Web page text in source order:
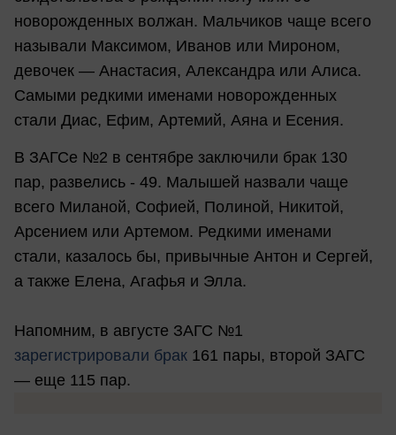
новорожденных волжан. Мальчиков чаще всего
называли Максимом, Иванов или Мироном,
девочек — Анастасия, Александра или Алиса.
Самыми редкими именами новорожденных
стали Диас, Ефим, Артемий, Аяна и Есения.
В ЗАГСе №2 в сентябре заключили брак 130
пар, развелись - 49. Малышей назвали чаще
всего Миланой, Софией, Полиной, Никитой,
Арсением или Артемом. Редкими именами
стали, казалось бы, привычные Антон и Сергей,
а также Елена, Агафья и Элла.
Напомним, в августе ЗАГС №1
зарегистрировали брак 161 пары, второй ЗАГС
— еще 115 пар.